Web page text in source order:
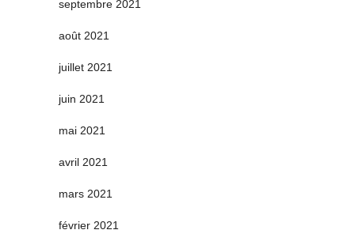
septembre 2021
août 2021
juillet 2021
juin 2021
mai 2021
avril 2021
mars 2021
février 2021